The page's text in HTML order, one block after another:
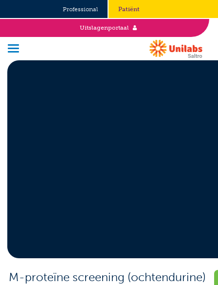
Professional Patiënt
Uitslagenportaal
M-proteïne screening (ochtendurine)